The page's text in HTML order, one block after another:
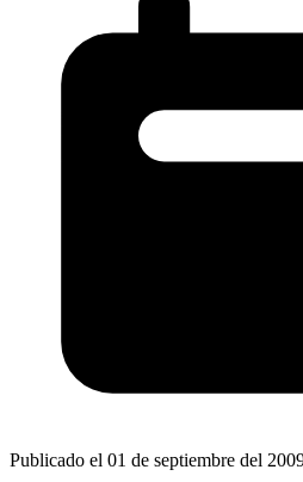
Publicado el 01 de septiembre del